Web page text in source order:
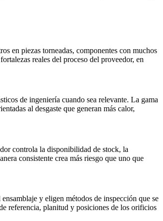
en piezas torneadas, componentes con muchos
reales del proceso del proveedor, en
de ingeniería cuando sea relevante. La gama
al desgaste que generan más calor,
controla la disponibilidad de stock, la
consistente crea más riesgo que uno que
y eligen métodos de inspección que se
referencia, planitud y posiciones de los orificios